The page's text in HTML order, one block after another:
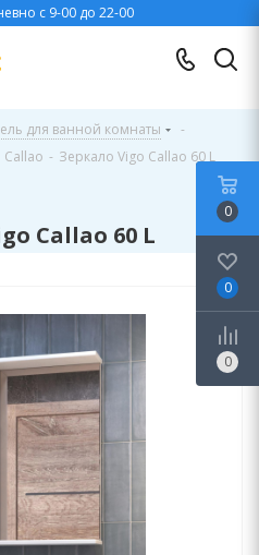
с 9-00 до 22-00
для ванной комнаты
-
Callao - Зеркало Vigo Callao 60 L
Callao 60 L
0
0
0